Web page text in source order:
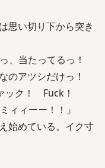
思い切り下から突き
、当たってるっ！
のアツシだけっ！
ック！ Fuck！
ィーー！！』
始めている。イク寸